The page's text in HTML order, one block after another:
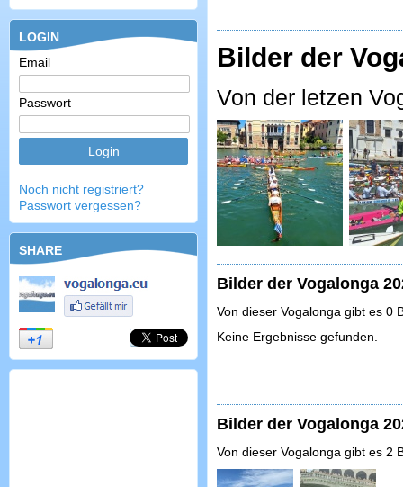
LOGIN
Email
Passwort
Noch nicht registriert?
Passwort vergessen?
SHARE
Bilder der
Von der letzen
Bilder der Vogalonga
Von dieser Vogalonga gibt es 0
Keine Ergebnisse gefunden.
Bilder der Vogalonga
Von dieser Vogalonga gibt es 2